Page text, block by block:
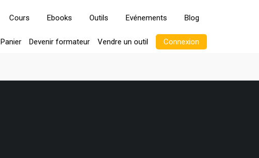
Cours Ebooks Outils Evénements Blog
Panier Devenir formateur Vendre un outil Connexion